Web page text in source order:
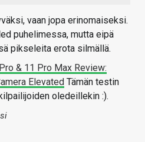
vaan jopa erinomaiseksi.
puhelimessa, mutta eipä
pikseleita erota silmällä.
& 11 Pro Max Review:
Elevated Tämän testin
oledeillekin :).